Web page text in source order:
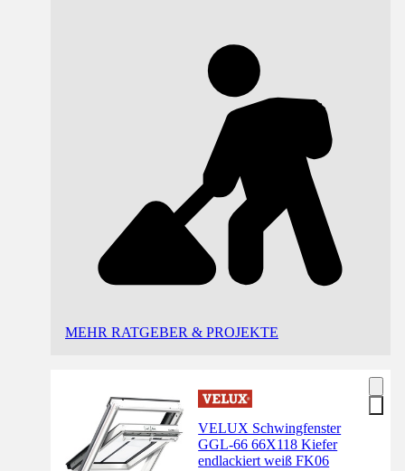
MEHR RATGEBER & PROJEKTE
VELUX Schwingfenster
GGL-66 66X118 Kiefer
endlackiert weiß FK06